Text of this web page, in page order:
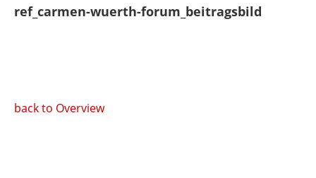
ref_carmen-wuerth-forum_beitragsbild
back to Overview